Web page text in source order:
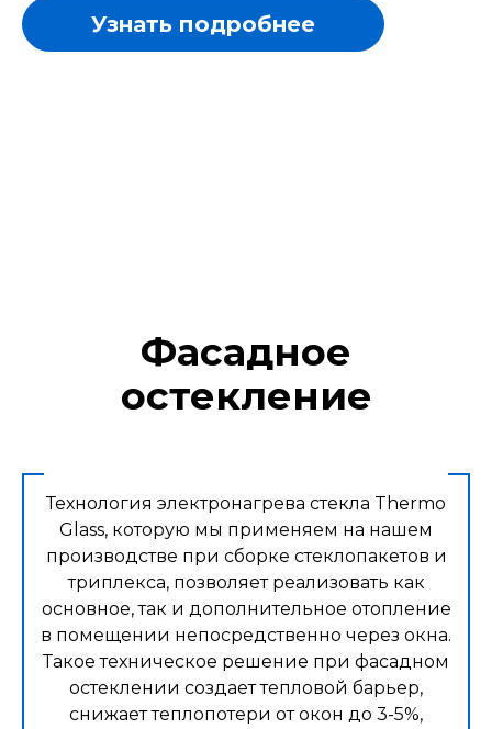
Узнать подробнее
Фасадное
остекление
Технология электронагрева стекла Thermo
Glass, которую мы применяем на нашем
производстве при сборке стеклопакетов и
триплекса, позволяет реализовать как
основное, так и дополнительное отопление
в помещении непосредственно через окна.
Такое техническое решение при фасадном
остеклении создает тепловой барьер,
снижает теплопотери от окон до 3-5%,